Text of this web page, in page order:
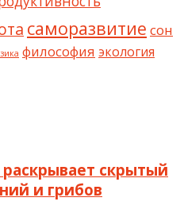
саморазвитие сон
философия экология
скрытый
и грибов